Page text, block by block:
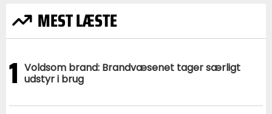
MEST LÆSTE
1 Voldsom brand: Brandvæsenet tager særligt
udstyr i brug